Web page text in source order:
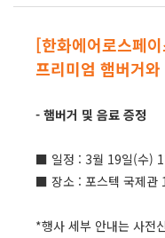
[한화에어로스페
프리미엄 햄버거
- 햄버거 및 음료 증정
■ 일정 : 3월 19일(수)
■ 장소 : 포스텍 국제관
*행사 세부 안내는 사전